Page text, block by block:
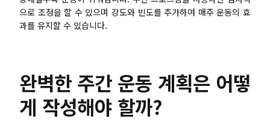
템플릿
다운로드
가이드
블로그
으로 조정을 할 수 있으며 강도와 빈도를 추가하여 매주 운동의 효
과를 유지할 수 있습니다.
완벽한 주간 운동 계획은 어떻
게 작성해야 할까?